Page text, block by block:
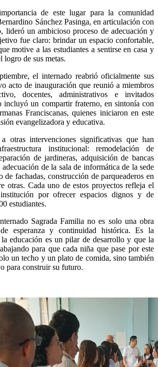
de este lugar para la comunidad
Sánchez Pasinga, en articulación con
lideró un ambicioso proceso de adecuación y
fue claro: brindar un espacio confortable,
motive a las estudiantes a sentirse en casa y
logro de sus metas.
el internado reabrió oficialmente sus
acto de inauguración que reunió a miembros
docentes, administrativos e invitados
incluyó un compartir fraterno, en sintonía con
Franciscanas, quienes iniciaron en este
evangelizadora y educativa.
otras intervenciones significativas que han
institucional: remodelación de
de jardineras, adquisición de bancas
de la sala de informática de la sede
de fachadas, construcción de parqueaderos en
otras. Cada uno de estos proyectos refleja el
por ofrecer espacios dignos y de
estudiantes.
Sagrada Familia no es solo una obra
esperanza y continuidad histórica. Es la
educación es un pilar de desarrollo y que la
para que cada niña que pase por este
un techo y un plato de comida, sino también
para construir su futuro.